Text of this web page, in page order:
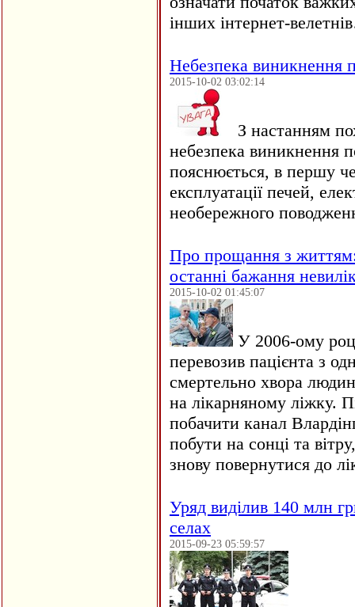
інших інтернет-
Небезпека виникнення
2015-10-02 03:02:14
З настанням
небезпека виникнення
пояснюється, в першу
експлуатації печей,
необережного
Про прощання з
останні бажання
2015-10-02 01:45:07
У 2006-ому
перевозив пацієнта з
смертельно хвора
на лікарняному ліжку.
побачити канал
побути на сонці та
знову повернутися до
Уряд виділив 140 млн
селах
2015-09-23 05:59:57